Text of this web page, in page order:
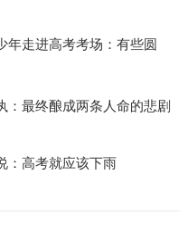
年走进高考考场：有些圆
：最终酿成两条人命的悲剧
：高考就应该下雨